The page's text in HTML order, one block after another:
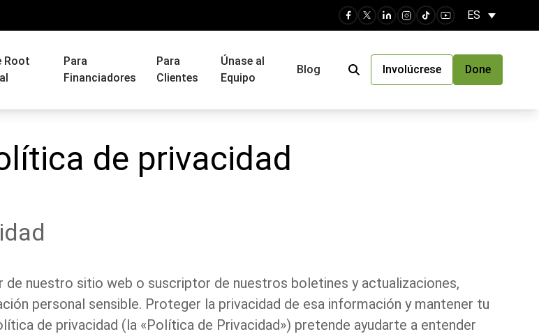
ES
Root
Para
Financiadores
Para
Clientes
Únase al
Equipo
Blog Involúcrese Done
de privacidad
nuestro sitio web o suscriptor de nuestros boletines y actualizaciones,
personal sensible. Proteger la privacidad de esa información y mantener tu
de privacidad (la «Política de Privacidad») pretende ayudarte a entender